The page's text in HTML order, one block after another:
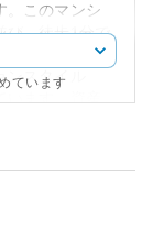
。このマンシ
び、徒歩1分で
常に便利な環
スタイル
はオフィス
件購入を考
ています